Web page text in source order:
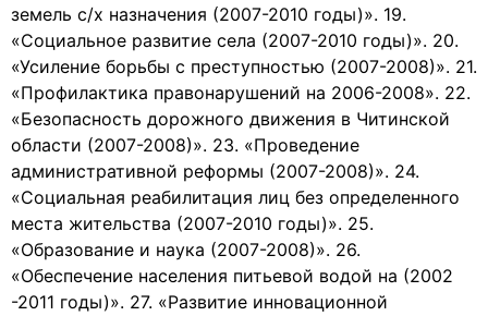
земель с/х назначения (2007-2010 годы)». 19.
«Социальное развитие села (2007-2010 годы)». 20.
«Усиление борьбы с преступностью (2007-2008)». 21.
«Профилактика правонарушений на 2006-2008». 22.
«Безопасность дорожного движения в Читинской
области (2007-2008)». 23. «Проведение
административной реформы (2007-2008)». 24.
«Социальная реабилитация лиц без определенного
места жительства (2007-2010 годы)». 25.
«Образование и наука (2007-2008)». 26.
«Обеспечение населения питьевой водой на (2002
-2011 годы)». 27. «Развитие инновационной